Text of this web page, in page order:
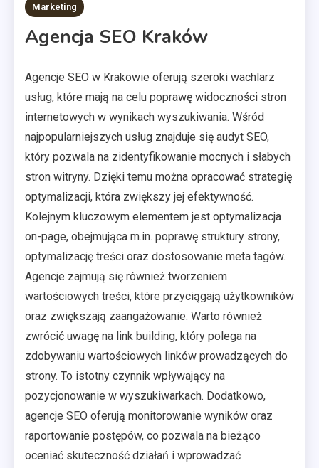
Marketing
Agencja SEO Kraków
Agencje SEO w Krakowie oferują szeroki wachlarz
usług, które mają na celu poprawę widoczności stron
internetowych w wynikach wyszukiwania. Wśród
najpopularniejszych usług znajduje się audyt SEO,
który pozwala na zidentyfikowanie mocnych i słabych
stron witryny. Dzięki temu można opracować strategię
optymalizacji, która zwiększy jej efektywność.
Kolejnym kluczowym elementem jest optymalizacja
on-page, obejmująca m.in. poprawę struktury strony,
optymalizację treści oraz dostosowanie meta tagów.
Agencje zajmują się również tworzeniem
wartościowych treści, które przyciągają użytkowników
oraz zwiększają zaangażowanie. Warto również
zwrócić uwagę na link building, który polega na
zdobywaniu wartościowych linków prowadzących do
strony. To istotny czynnik wpływający na
pozycjonowanie w wyszukiwarkach. Dodatkowo,
agencje SEO oferują monitorowanie wyników oraz
raportowanie postępów, co pozwala na bieżąco
oceniać skuteczność działań i wprowadzać